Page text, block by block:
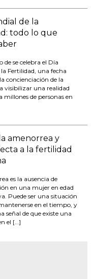
de la
todo lo que
de se celebra el Día
Fertilidad, una fecha
concienciación de la
visibilizar una realidad
millones de personas en
amenorrea y
a la fertilidad
es la ausencia de
en una mujer en edad
Puede ser una situación
en el tiempo, y
señal de que existe una
el […]